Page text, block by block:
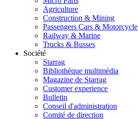
Agriculture
Construction & Mining
Passengers Cars & Motorcycle
Railway & Marine
Trucks & Busses
Société
Starrag
Bibliothèque multimédia
Magazine de Starrag
Customer experience
Bulletin
Conseil d'administration
Comité de direction